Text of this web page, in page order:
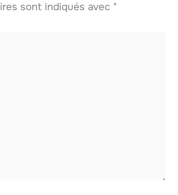
sont indiqués avec *